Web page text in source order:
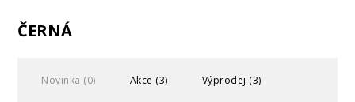
ČERNÁ
Novinka (0) Akce (3) Výprodej (3)